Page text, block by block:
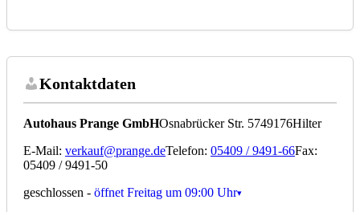
Kontaktdaten
Autohaus Prange GmbHOsnabrücker Str. 5749176Hilter
E-Mail: verkauf@prange.deTelefon: 05409 / 9491-66Fax:
05409 / 9491-50
geschlossen - öffnet Freitag um 09:00 Uhr